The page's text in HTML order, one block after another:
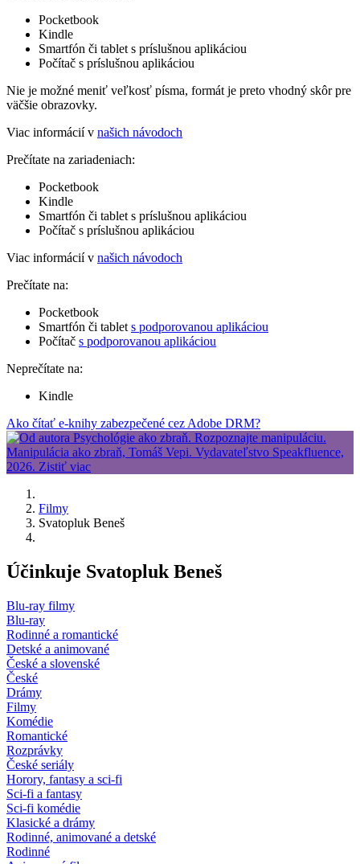
Pocketbook
Kindle
Smartfón či tablet s príslušnou aplikáciou
Počítač s príslušnou aplikáciou
Nie je možné meniť veľkosť písma, formát je preto vhodný skôr pre
väčšie obrazovky.
Viac informácií v našich návodoch
Prečítate na zariadeniach:
Pocketbook
Kindle
Smartfón či tablet s príslušnou aplikáciou
Počítač s príslušnou aplikáciou
Viac informácií v našich návodoch
Prečítate na:
Pocketbook
Smartfón či tablet s podporovanou aplikáciou
Počítač s podporovanou aplikáciou
Neprečítate na:
Kindle
Ako čítať e-knihy zabezpečené cez Adobe DRM?
Filmy
Svatopluk Beneš
Účinkuje Svatopluk Beneš
Blu-ray filmy
Blu-ray
Rodinné a romantické
Detské a animované
České a slovenské
České
Drámy
Filmy
Komédie
Romantické
Rozprávky
České seriály
Horory, fantasy a sci-fi
Sci-fi a fantasy
Sci-fi komédie
Klasické a drámy
Rodinné, animované a detské
Rodinné